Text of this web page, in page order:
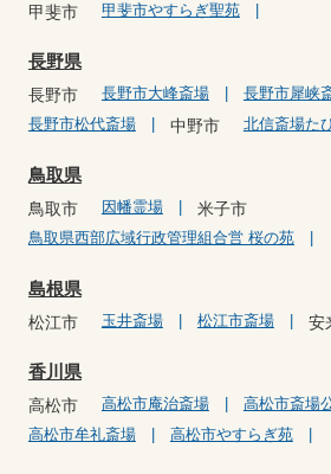
甲斐市 甲斐市やすらぎ聖苑
長野県
長野市 長野市大峰斎場
長野市犀峡
長野市松代斎場
中野市 北信斎場た
鳥取県
鳥取市 因幡霊場 米子市
鳥取県西部広域行政管理組合営 桜の苑
島根県
松江市 玉井斎場 松江市斎場 安
香川県
高松市 高松市庵治斎場
高松市斎場
高松市牟礼斎場
高松市やすらぎ苑